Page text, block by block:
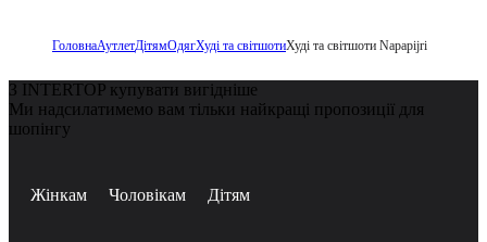
ГоловнаАутлетДітямОдягХуді та світшотиХуді та світшоти Napapijri
З INTERTOP купувати вигідніше
Ми надсилатимемо вам тільки найкращі пропозиції для
шопінгу
Жінкам Чоловікам Дітям